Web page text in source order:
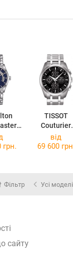
TISSOT
Couturier
Automatic
грн.
від
69 600
Фільтр Усі моделі
сайту